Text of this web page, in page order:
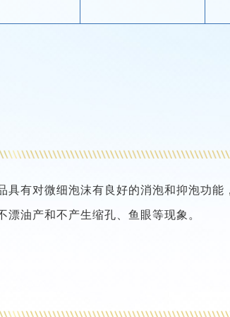
有对微细泡沫有良好的消泡和抑泡功
油产和不产生缩孔、鱼眼等现象。